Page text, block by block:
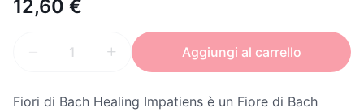
12,60 €
Aggiungi al carrello
Fiori di Bach Healing Impatiens è un Fiore di Bach